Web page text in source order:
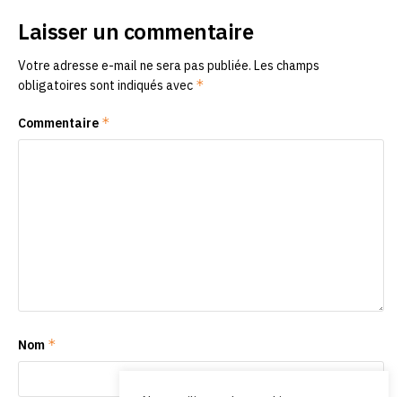
Laisser un commentaire
Votre adresse e-mail ne sera pas publiée. Les champs
obligatoires sont indiqués avec *
Commentaire *
Nom *